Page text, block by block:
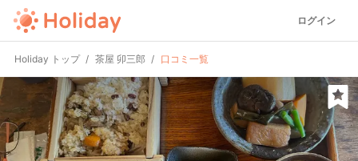
ログイン
Holiday トップ 茶屋 卯三郎 口コミ一覧